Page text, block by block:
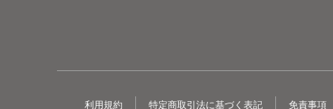
利用規約 特定商取引法に基づく表記 免責事項